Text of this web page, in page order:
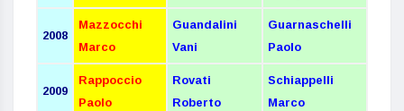
2008
Mazzocchi
Marco
Guandalini
Vani
Guarnaschelli
Paolo
2009
Rappoccio
Paolo
Rovati
Roberto
Schiappelli
Marco